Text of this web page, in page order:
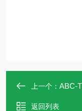
上一个： ABC-
返回列表